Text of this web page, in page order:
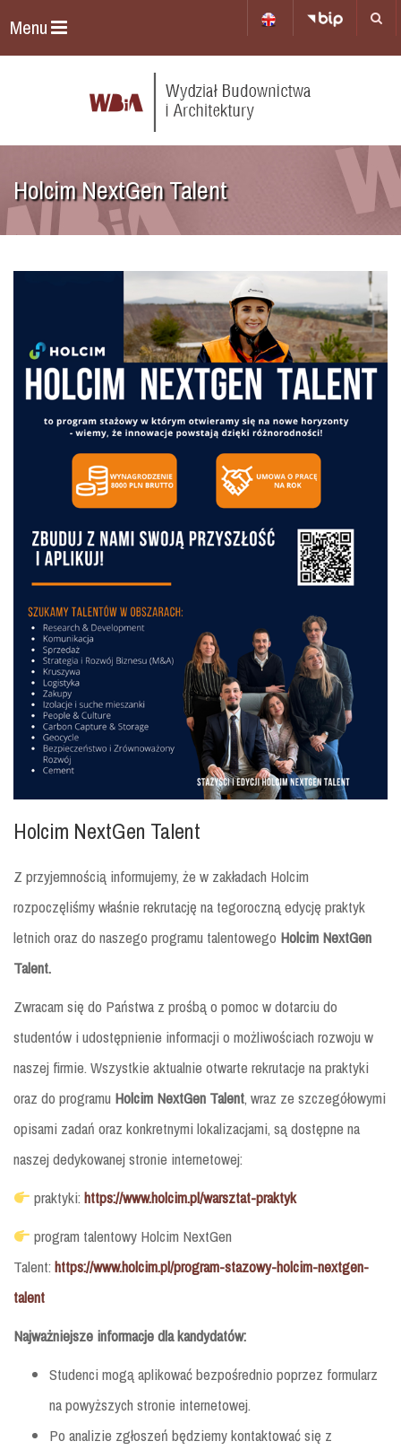
Menu
Holcim NextGen Talent
Holcim NextGen Talent
Z przyjemnością informujemy, że w zakładach Holcim
rozpoczęliśmy właśnie rekrutację na tegoroczną edycję praktyk
letnich oraz do naszego programu talentowego Holcim NextGen
Talent.
Zwracam się do Państwa z prośbą o pomoc w dotarciu do
studentów i udostępnienie informacji o możliwościach rozwoju w
naszej firmie. Wszystkie aktualnie otwarte rekrutacje na praktyki
oraz do programu Holcim NextGen Talent, wraz ze szczegółowymi
opisami zadań oraz konkretnymi lokalizacjami, są dostępne na
naszej dedykowanej stronie internetowej:
praktyki:https://www.holcim.pl/warsztat-praktyk
program talentowy Holcim NextGen
Talent: https://www.holcim.pl/program-stazowy-holcim-nextgen-
talent
Najważniejsze informacje dla kandydatów:
Studenci mogą aplikować bezpośrednio poprzez formularz
na powyższych stronie internetowej.
Po analizie zgłoszeń będziemy kontaktować się z